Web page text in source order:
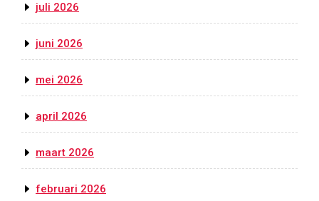
juli 2026
juni 2026
mei 2026
april 2026
maart 2026
februari 2026